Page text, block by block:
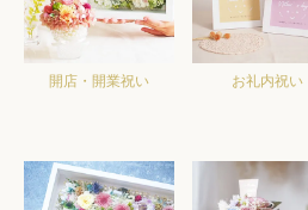
開店・開業祝い お礼内祝い